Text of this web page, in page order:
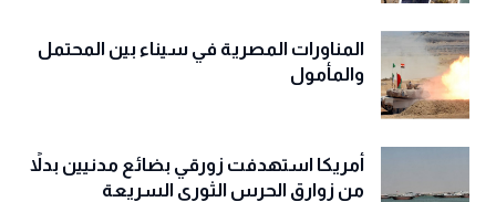
المناورات المصرية في سيناء بين المحتمل
والمأمول
أمريكا استهدفت زورقي بضائع مدنيين بدلاً
من زوارق الحرس الثوري السريعة